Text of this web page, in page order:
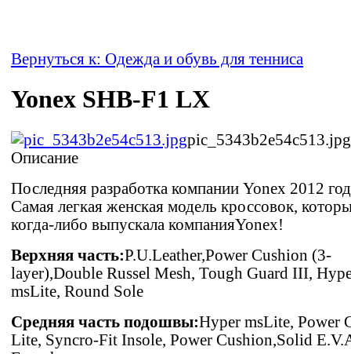
Вернуться к: Одежда и обувь для тенниса
Yonex SHB-F1 LX
pic_5343b2e54c513.jpg
Описание
Последняя разработка компании Yonex 2012
Самая легкая женская модель кроссовок,
когда-либо выпускала компанияYonex!
Верхняя часть:P.U.Leather,Power Cushion (3-
layer),Double Russel Mesh, Tough Guard III,
msLite, Round Sole
Средняя часть подошвы:Hyper msLite, Power
Lite, Syncro-Fit Insole, Power Cushion,Solid